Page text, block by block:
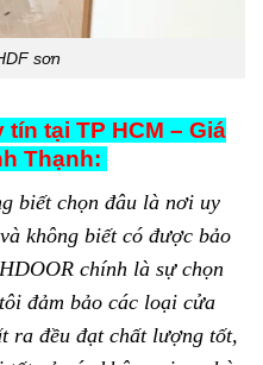
sơn
tại TP HCM – Giá
Thạnh:
biết chọn đâu là nơi uy
không biết có được bảo
chính là sự chọn
đảm bảo các loại cửa
ra đều đạt chất lượng tốt,